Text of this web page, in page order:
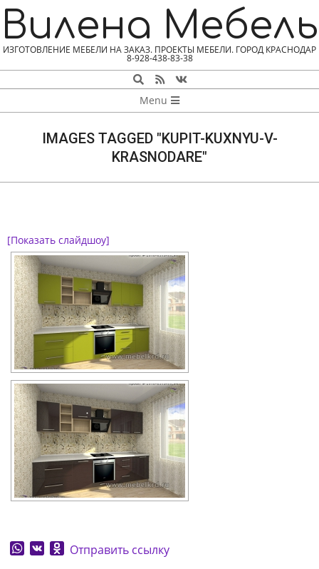
Skip
to
content
Вилена Мебель
ИЗГОТОВЛЕНИЕ МЕБЕЛИ НА ЗАКАЗ. ПРОЕКТЫ МЕБЕЛИ. ГОРОД КРАСНОДАР
8-928-438-83-38
Search
MENU
Menu
IMAGES TAGGED "KUPIT-KUXNYU-V-
KRASNODARE"
[Показать слайдшоу]
WhatsApp
VK Odnoklassniki
Отправить ссылку